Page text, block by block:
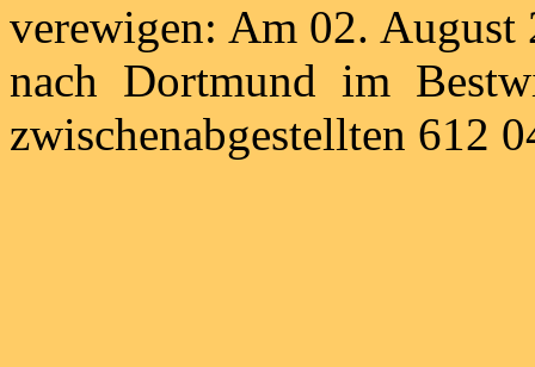
verewigen: Am 02.
nach Dortmund im
zwischenabgestellten 612